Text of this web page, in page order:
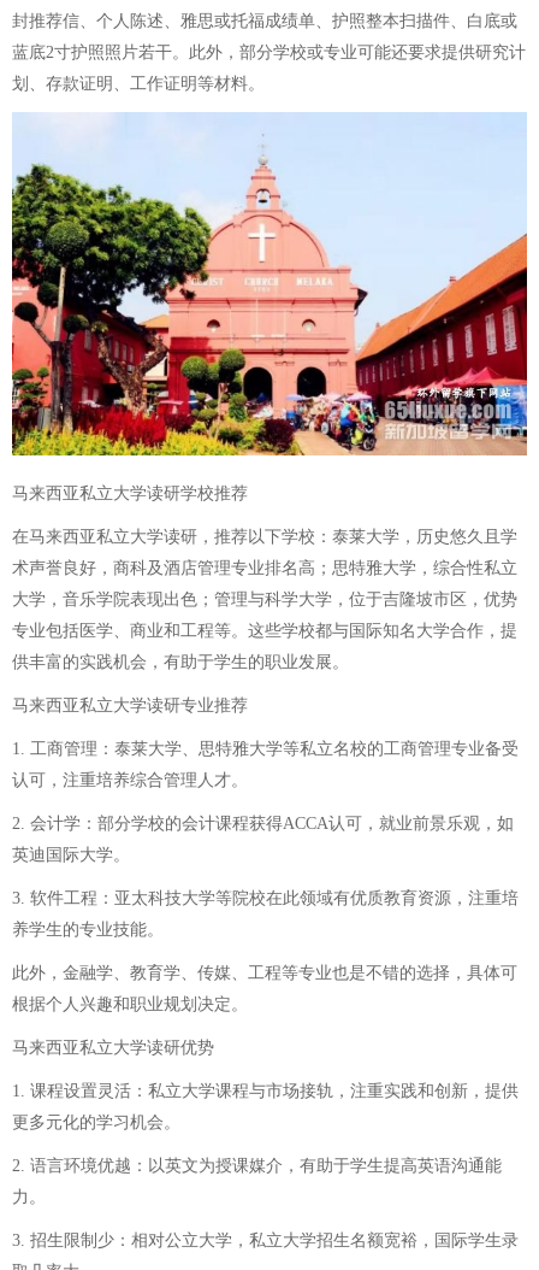
封推荐信、个人陈述、雅思或托福成绩单、护照整本扫描件、白底或
蓝底2寸护照照片若干。此外，部分学校或专业可能还要求提供研究计
划、存款证明、工作证明等材料。
马来西亚私立大学读研学校推荐
在马来西亚私立大学读研，推荐以下学校：泰莱大学，历史悠久且学
术声誉良好，商科及酒店管理专业排名高；思特雅大学，综合性私立
大学，音乐学院表现出色；管理与科学大学，位于吉隆坡市区，优势
专业包括医学、商业和工程等。这些学校都与国际知名大学合作，提
供丰富的实践机会，有助于学生的职业发展。
马来西亚私立大学读研专业推荐
1. 工商管理：泰莱大学、思特雅大学等私立名校的工商管理专业备受
认可，注重培养综合管理人才。
2. 会计学：部分学校的会计课程获得ACCA认可，就业前景乐观，如
英迪国际大学。
3. 软件工程：亚太科技大学等院校在此领域有优质教育资源，注重培
养学生的专业技能。
此外，金融学、教育学、传媒、工程等专业也是不错的选择，具体可
根据个人兴趣和职业规划决定。
马来西亚私立大学读研优势
1. 课程设置灵活：私立大学课程与市场接轨，注重实践和创新，提供
更多元化的学习机会。
2. 语言环境优越：以英文为授课媒介，有助于学生提高英语沟通能
力。
3. 招生限制少：相对公立大学，私立大学招生名额宽裕，国际学生录